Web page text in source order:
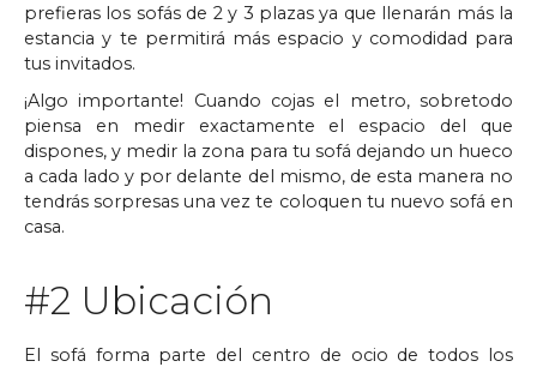
prefieras los sofás de 2 y 3 plazas ya que llenarán más la
estancia y te permitirá más espacio y comodidad para
tus invitados.
¡Algo importante! Cuando cojas el metro, sobretodo
piensa en medir exactamente el espacio del que
dispones, y medir la zona para tu sofá dejando un hueco
a cada lado y por delante del mismo, de esta manera no
tendrás sorpresas una vez te coloquen tu nuevo sofá en
casa.
#2 Ubicación
El sofá forma parte del centro de ocio de todos los